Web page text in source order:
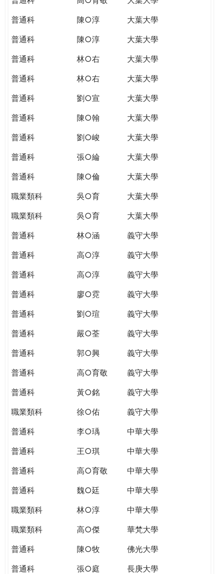
普通科
陳○淳
大葉大學
普通科
陳○淳
大葉大學
普通科
林○右
大葉大學
普通科
林○右
大葉大學
普通科
劉○宣
大葉大學
普通科
陳○翰
大葉大學
普通科
劉○峻
大葉大學
普通科
張○綸
大葉大學
普通科
陳○倫
大葉大學
職業類科
吳○育
大葉大學
職業類科
吳○育
大葉大學
普通科
林○涵
義守大學
普通科
高○淳
義守大學
普通科
高○淳
義守大學
普通科
廖○霓
義守大學
普通科
劉○瑄
義守大學
普通科
嚴○荃
義守大學
普通科
郭○興
義守大學
普通科
高○育敬
義守大學
普通科
黃○銘
義守大學
職業類科
徐○佑
義守大學
普通科
李○瑀
中華大學
普通科
王○琪
中華大學
普通科
高○育敬
中華大學
普通科
魏○廷
中華大學
職業類科
林○淳
中華大學
職業類科
高○傑
華梵大學
普通科
陳○牧
佛光大學
普通科
張○庭
長庚大學